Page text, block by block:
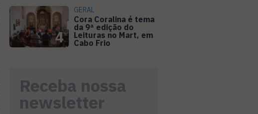
4
GERAL
Cora Coralina é tema
da 9ª edição do
Leituras no Mart, em
Cabo Frio
Receba nossa
newsletter